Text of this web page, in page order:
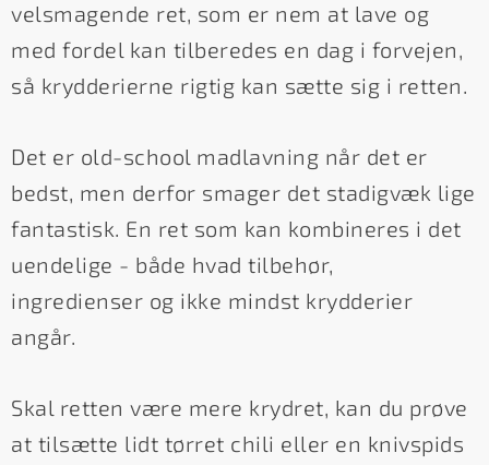
velsmagende ret, som er nem at lave og
med fordel kan tilberedes en dag i forvejen,
så krydderierne rigtig kan sætte sig i retten.
Det er old-school madlavning når det er
bedst, men derfor smager det stadigvæk lige
fantastisk. En ret som kan kombineres i det
uendelige - både hvad tilbehør,
ingredienser og ikke mindst krydderier
angår.
Skal retten være mere krydret, kan du prøve
at tilsætte lidt tørret chili eller en knivspids